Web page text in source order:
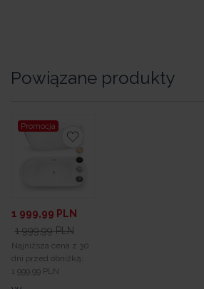
Powiązane produkty
Promocja
1 999,99 PLN
1 999,99 PLN
Najniższa cena z 30
dni przed obniżką:
1 999,99 PLN